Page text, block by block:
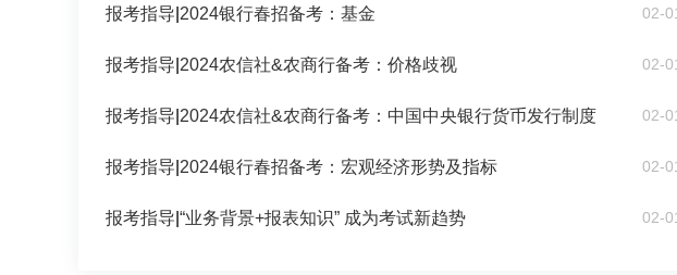
报考指导 2024银行春招备考：基金 02-
报考指导 2024农信社&农商行备考：价格歧视 02-
报考指导 2024农信社&农商行备考：中国中央银行货币发行制度 02-
报考指导 2024银行春招备考：宏观经济形势及指标 02-
报考指导 “业务背景+报表知识” 成为考试新趋势 02-